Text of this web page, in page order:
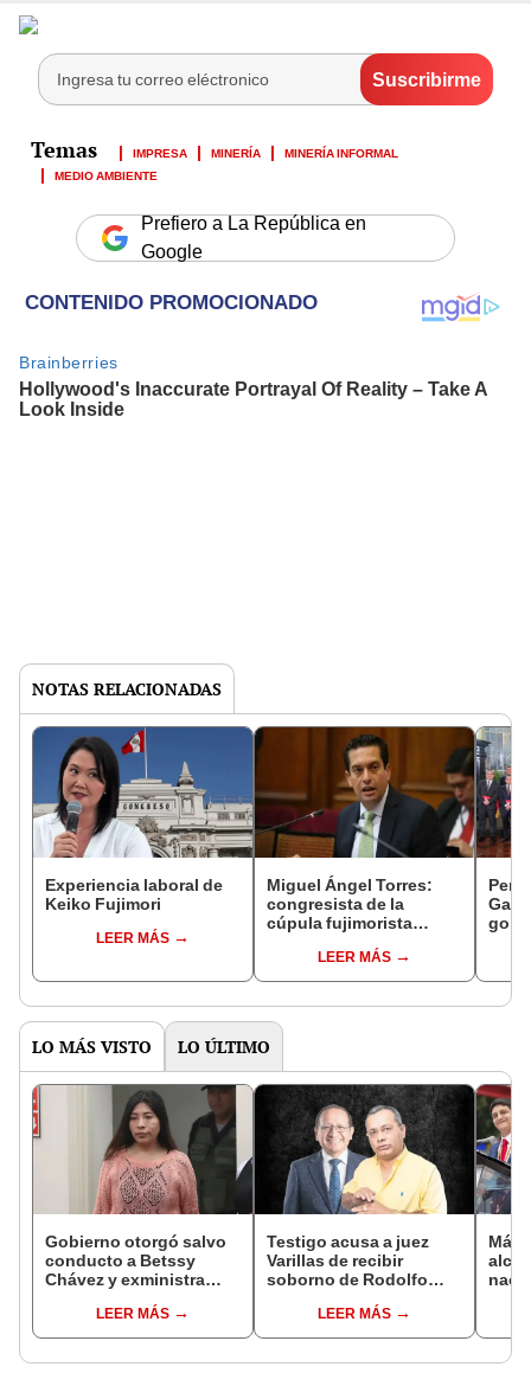
IMPRESA MINERÍA
MINERÍA INFORMAL
MEDIO AMBIENTE
Prefiero a La República en
Google
NOTAS RELACIONADAS
Experiencia laboral de
Keiko Fujimori
LEER MÁS
Miguel Ángel Torres:
congresista de la
cúpula fujimorista
del SenadoLEER MÁS
LO MÁS VISTO LO ÚLTIMO
Gobierno otorgó salvo
conducto a Betssy
Chávez y exministra
madrugadaLEER MÁS
Testigo acusa a juez
Varillas de recibir
soborno de Rodolfo
LEER MÁS
Más